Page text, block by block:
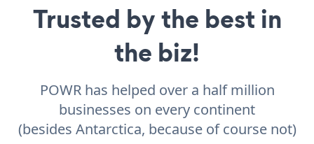
Trusted by the best in
the biz!
POWR has helped over a half million
businesses on every continent
(besides Antarctica, because of course not)